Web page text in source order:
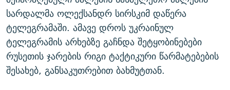
სარდალმა ოლექსანდრ სირსკიმ დაწერა
ტელეგრამაში. ამავე დროს უკრაინულ
ტელეგრამის არხებზე გაჩნდა შეტყობინებები
რუსეთის ჯარების რიგი ტაქტიკური წარმატებების
შესახებ, განსაკუთრებით ბახმუტთან.